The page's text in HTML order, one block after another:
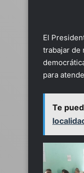
El
trabajar de
para
Te